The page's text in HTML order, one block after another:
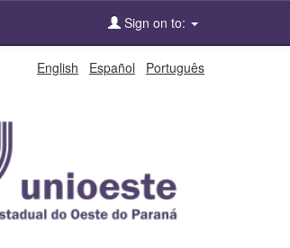
Sign on to:
English Español Português